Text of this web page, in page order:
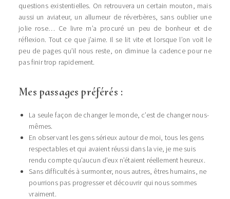
questions existentielles. On retrouvera un certain mouton, mais
aussi un aviateur, un allumeur de réverbères, sans oublier une
jolie rose… Ce livre m’a procuré un peu de bonheur et de
réflexion. Tout ce que j’aime. Il se lit vite et lorsque l’on voit le
peu de pages qu’il nous reste, on diminue la cadence pour ne
pas finir trop rapidement.
Mes passages préférés :
La seule façon de changer le monde, c’est de changer nous-
mêmes.
En observant les gens sérieux autour de moi, tous les gens
respectables et qui avaient réussi dans la vie, je me suis
rendu compte qu’aucun d’eux n’étaient réellement heureux.
Sans difficultés à surmonter, nous autres, êtres humains, ne
pourrions pas progresser et découvrir qui nous sommes
vraiment.